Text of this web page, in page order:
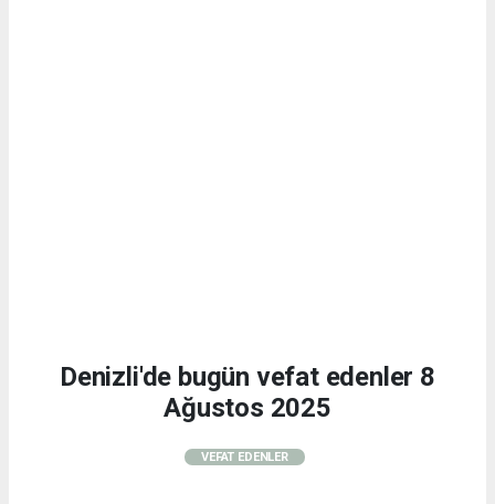
Denizli'de bugün vefat edenler 8
Ağustos 2025
VEFAT EDENLER